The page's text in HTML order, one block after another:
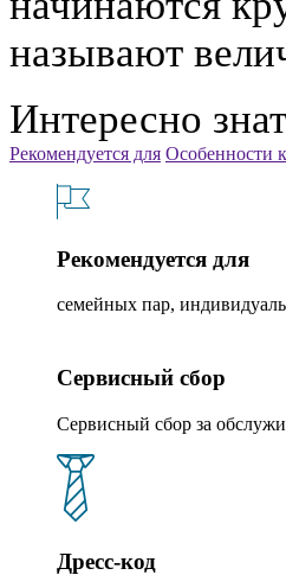
называют
Интересно
Рекомендуется для Особенности
Рекомендуется для
семейных пар,
Сервисный сбор
Сервисный сбор за
Дресс-код